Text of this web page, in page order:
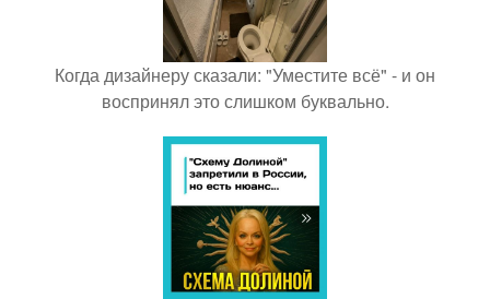
Когда дизайнеру сказали: "Уместите всё" - и он
воспринял это слишком буквально.